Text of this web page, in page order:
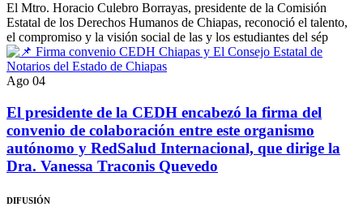
El Mtro. Horacio Culebro Borrayas, presidente de la Comisión
Estatal de los Derechos Humanos de Chiapas, reconoció el talento,
el compromiso y la visión social de las y los estudiantes del sép
Ago 04
El presidente de la CEDH encabezó la firma del
convenio de colaboración entre este organismo
autónomo y RedSalud Internacional, que dirige la
Dra. Vanessa Traconis Quevedo
DIFUSIÓN